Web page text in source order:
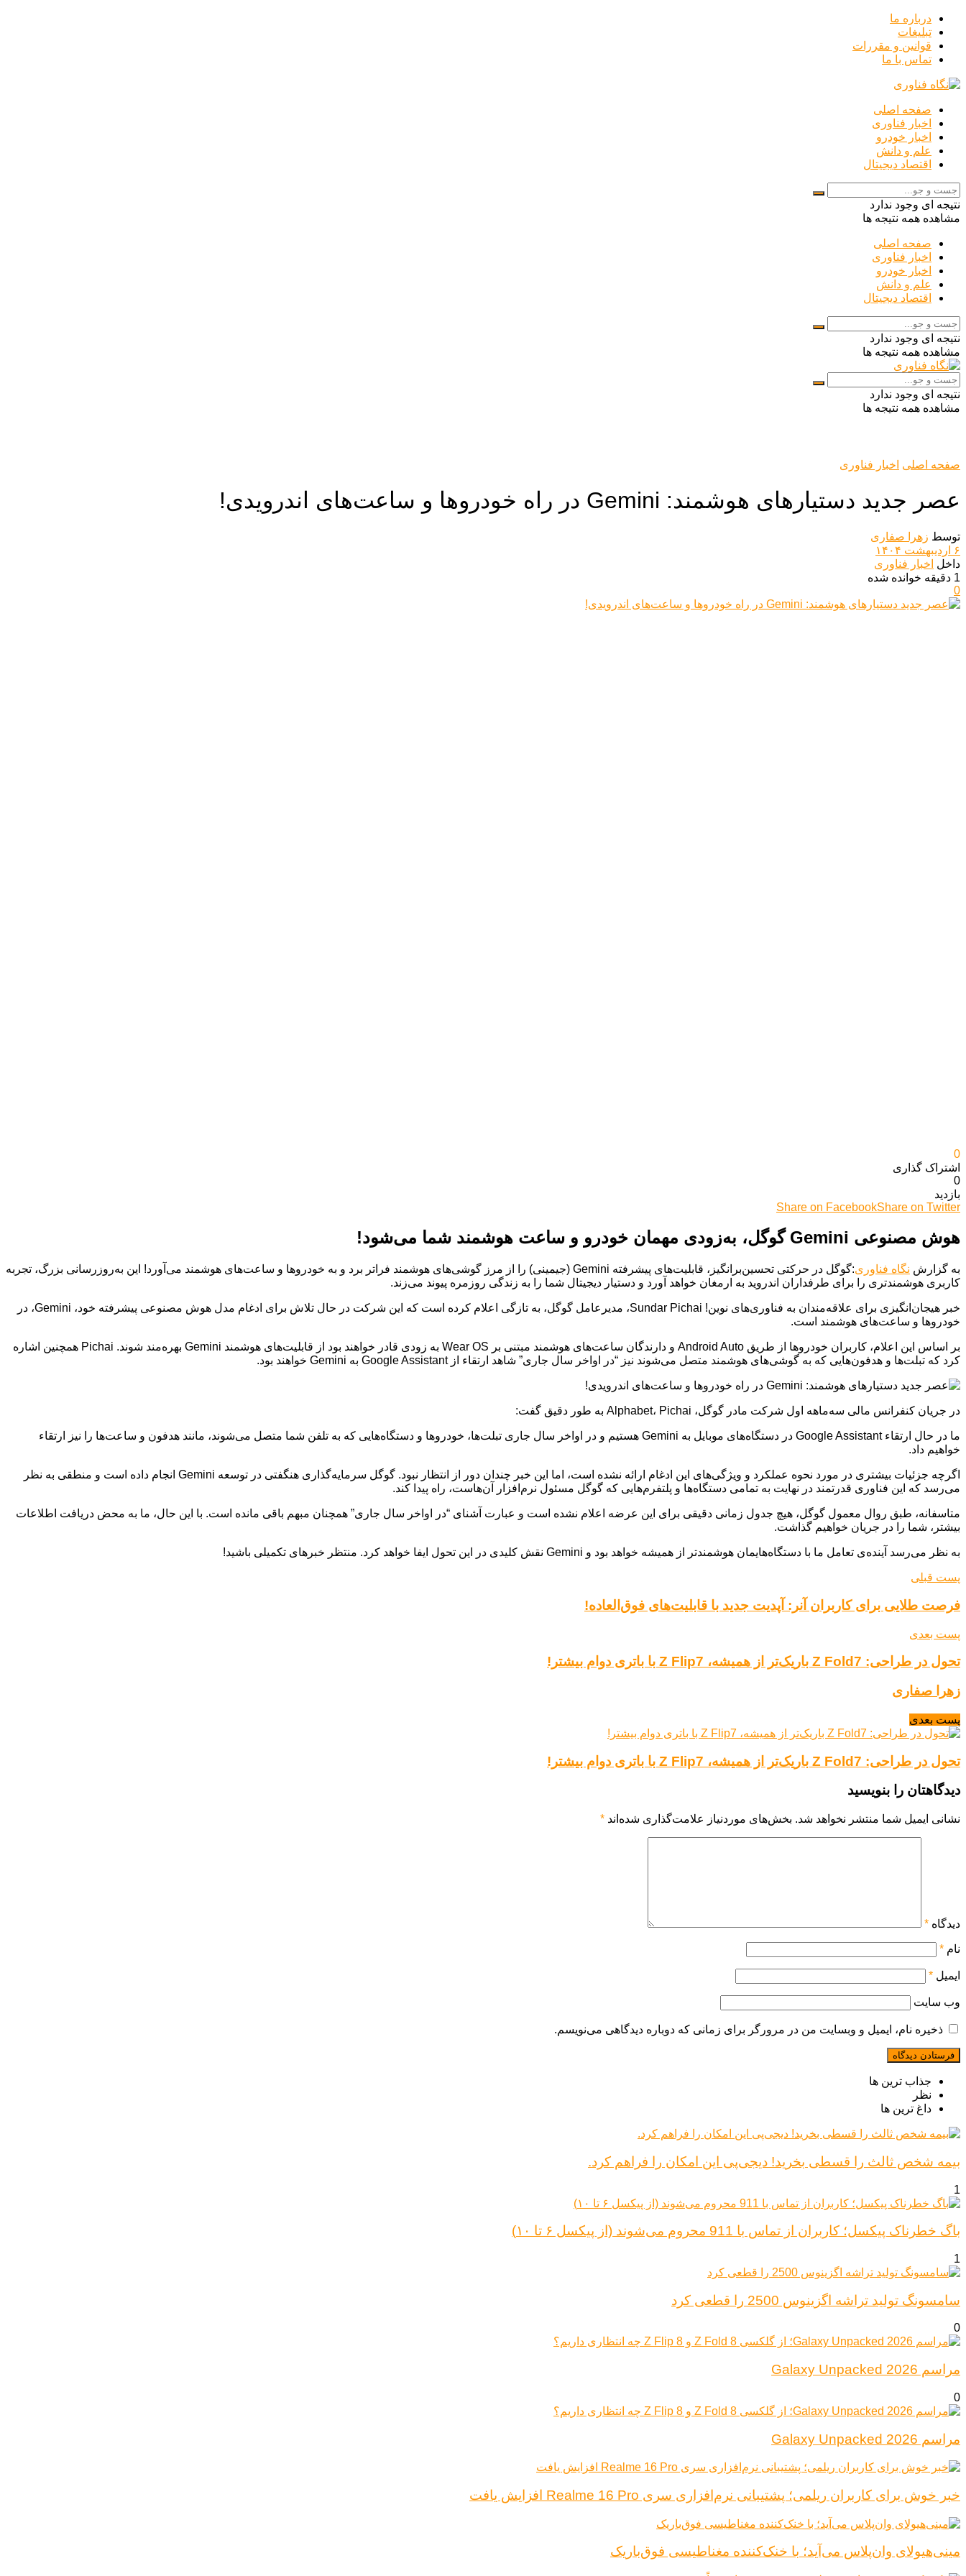
درباره ما
تبلیغات
قوانین و مقررات
تماس با ما
صفحه اصلی
اخبار فناوری
اخبار خودرو
علم و دانش
اقتصاد دیجیتال
نتیجه ای وجود ندارد
مشاهده همه نتیجه ها
صفحه اصلی
اخبار فناوری
اخبار خودرو
علم و دانش
اقتصاد دیجیتال
نتیجه ای وجود ندارد
مشاهده همه نتیجه ها
نتیجه ای وجود ندارد
مشاهده همه نتیجه ها
صفحه اصلی اخبار فناوری
عصر جدید دستیارهای هوشمند: Gemini در راه خودروها و ساعت‌های اندرویدی!
توسط زهرا صفاری
۶ اردیبهشت ۱۴۰۴
داخل اخبار فناوری
1 دقیقه خوانده شده
0
0
اشتراک گذاری‌
0
بازدید
Share on FacebookShare on Twitter
هوش مصنوعی Gemini گوگل، به‌زودی مهمان خودرو و ساعت هوشمند شما می‌شود!
به گزارش نگاه فناوری
:گوگل در حرکتی تحسین‌برانگیز، قابلیت‌های پیشرفته Gemini (جیمینی) را از مرز گوشی‌های هوشمند فراتر برد و به خودروها و ساعت‌های هوشمند می‌آورد! این به‌روزرسانی بزرگ، تجربه
کاربری هوشمندتری را برای طرفداران اندروید به ارمغان خواهد آورد و دستیار دیجیتال شما را به زندگی روزمره پیوند می‌زند.
خبر هیجان‌انگیزی برای علاقه‌مندان به فناوری‌های نوین! Sundar Pichai، مدیرعامل گوگل، به تازگی اعلام کرده است که این شرکت در حال تلاش برای ادغام مدل هوش مصنوعی پیشرفته خود، Gemini، در
خودروها و ساعت‌های هوشمند است.
بر اساس این اعلام، کاربران خودروها از طریق Android Auto و دارندگان ساعت‌های هوشمند مبتنی بر Wear OS به زودی قادر خواهند بود از قابلیت‌های هوشمند Gemini بهره‌مند شوند. Pichai همچنین اشاره
کرد که تبلت‌ها و هدفون‌هایی که به گوشی‌های هوشمند متصل می‌شوند نیز “در اواخر سال جاری” شاهد ارتقاء از Google Assistant به Gemini خواهند بود.
در جریان کنفرانس مالی سه‌ماهه اول شرکت مادر گوگل، Alphabet، Pichai به طور دقیق گفت:
ما در حال ارتقاء Google Assistant در دستگاه‌های موبایل به Gemini هستیم و در اواخر سال جاری تبلت‌ها، خودروها و دستگاه‌هایی که به تلفن شما متصل می‌شوند، مانند هدفون و ساعت‌ها را نیز ارتقاء
خواهیم داد.
اگرچه جزئیات بیشتری در مورد نحوه عملکرد و ویژگی‌های این ادغام ارائه نشده است، اما این خبر چندان دور از انتظار نبود. گوگل سرمایه‌گذاری هنگفتی در توسعه Gemini انجام داده است و منطقی به نظر
می‌رسد که این فناوری قدرتمند در نهایت به تمامی دستگاه‌ها و پلتفرم‌هایی که گوگل مسئول نرم‌افزار آن‌هاست، راه پیدا کند.
متاسفانه، طبق روال معمول گوگل، هیچ جدول زمانی دقیقی برای این عرضه اعلام نشده است و عبارت آشنای “در اواخر سال جاری” همچنان مبهم باقی مانده است. با این حال، ما به محض دریافت اطلاعات
بیشتر، شما را در جریان خواهیم گذاشت.
به نظر می‌رسد آینده‌ی تعامل ما با دستگاه‌هایمان هوشمندتر از همیشه خواهد بود و Gemini نقش کلیدی در این تحول ایفا خواهد کرد. منتظر خبرهای تکمیلی باشید!
پست قبلی
فرصت طلایی برای کاربران آنر: آپدیت جدید با قابلیت‌های فوق‌العاده!
پست بعدی
تحول در طراحی: Z Fold7 باریک‌تر از همیشه، Z Flip7 با باتری دوام بیشتر!
زهرا صفاری
پست بعدی
تحول در طراحی: Z Fold7 باریک‌تر از همیشه، Z Flip7 با باتری دوام بیشتر!
دیدگاهتان را بنویسید
نشانی ایمیل شما منتشر نخواهد شد. بخش‌های موردنیاز علامت‌گذاری شده‌اند *
دیدگاه *
نام *
ایمیل *
وب‌ سایت
ذخیره نام، ایمیل و وبسایت من در مرورگر برای زمانی که دوباره دیدگاهی می‌نویسم.
جذاب ترین ها
نظر
داغ ترین ها
بیمه شخص ثالث را قسطی بخرید! دیجی‌پی این امکان را فراهم کرد.
1
باگ خطرناک پیکسل؛ کاربران از تماس با 911 محروم می‌شوند (از پیکسل ۶ تا ۱۰)
1
سامسونگ تولید تراشه اگزینوس 2500 را قطعی کرد
0
مراسم Galaxy Unpacked 2026
0
مراسم Galaxy Unpacked 2026
خبر خوش برای کاربران ریلمی؛ پشتیبانی نرم‌افزاری سری Realme 16 Pro افزایش یافت
مینی‌هیولای وان‌پلاس می‌آید؛ با خنک‌کننده مغناطیسی فوق‌باریک